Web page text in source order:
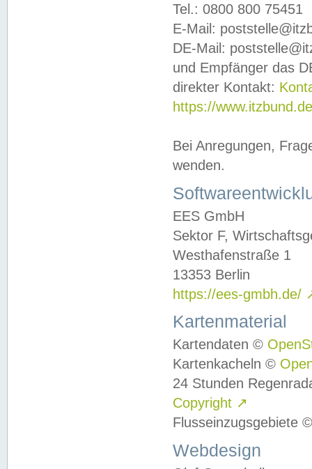
Tel.: 0800 800 75451
E-Mail:
DE-Mail:
und Empfänger das
direkter Kontakt:
https://
Bei Anregungen,
wenden.
EES GmbH
Sektor F,
Westhafenstraße 1
13353 Berlin
https://ees-gmbh.de/
Kartenmaterial
Kartendaten ©
Kartenkacheln ©
24 Stunden
Copyright ↗
Flusseinzugsgebiete
Webdesign